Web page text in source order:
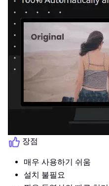
장점
매우 사용하기 쉬움
설치 불필요